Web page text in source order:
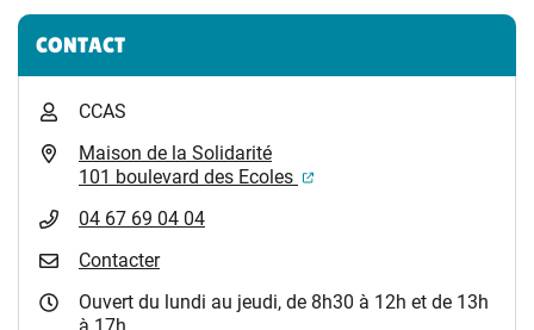
Informations complémentaires
CONTACT
CCAS
Maison de la Solidarité
101 boulevard des Ecoles
(ouverture dans un
04 67 69 04 04
Contacter
Ouvert du lundi au jeudi, de 8h30 à 12h et de 13h
à 17h.